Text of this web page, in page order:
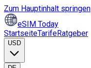
Zum Hauptinhalt springen
eSIM Today
StartseiteTarifeRatgeber
USD